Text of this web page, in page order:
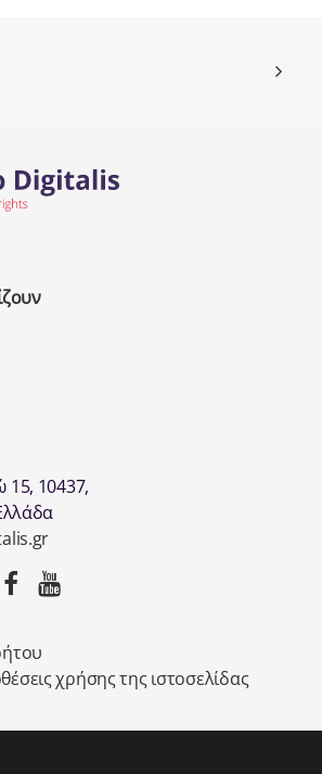
15, 10437,
χρήσης της ιστοσελίδας